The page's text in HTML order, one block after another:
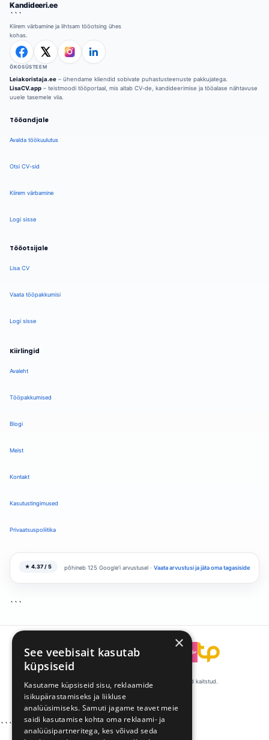
Kandideeri.ee
```
Kiirem värbamine ja lihtsam tööotsing ühes
kohas.
ÖKOSÜSTEEM
Leiakoristaja.ee – ühendame kliendid sobivate puhastusteenuste pakkujatega.
LisaCV.app – teistmoodi tööportaal, mis aitab CV-de, kandideerimise ja tööalase nähtavuse
uuele tasemele viia.
Tööandjale
Avalda töökuulutus
Otsi CV-sid
Kiirem värbamine
Logi sisse
Tööotsijale
Lisa CV
Vaata tööpakkumisi
Logi sisse
Kiirlingid
Avaleht
Tööpakkumised
Blogi
Meist
Kontakt
Kasutustingimused
Privaatsuspoliitika
★ 4.37 / 5 põhineb 125 Google'i arvustusel · Vaata arvustusi ja jäta oma tagasiside
```
```
© 2008-2026 Talentpool by Kandideeri. Kõik õigused kaitstud.
Privaatsus ·
```
×
See veebisait kasutab
küpsiseid
Kasutame küpsiseid sisu, reklaamide
isikupärastamiseks ja liikluse
analüüsimiseks. Samuti jagame teavet meie
saidi kasutamise kohta oma reklaami- ja
analüüsipartneritega, kes võivad seda